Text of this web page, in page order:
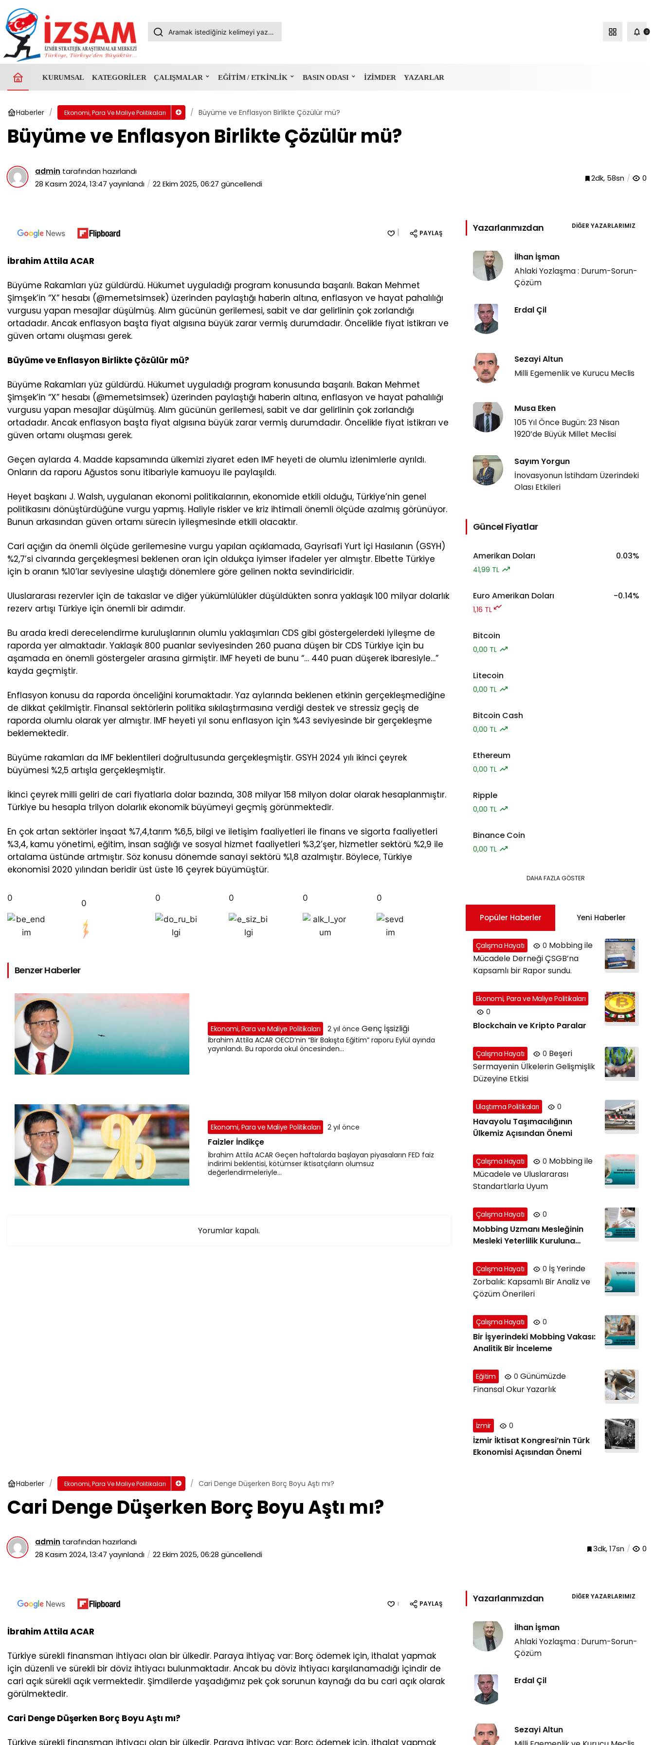
0
KURUMSAL KATEGORILER ÇALIŞMALAR EĞITIM / ETKINLIK BASIN ODASI İZIMDER YAZARLAR
Haberler Ekonomi, Para Ve Maliye Politikaları Büyüme ve Enflasyon Birlikte Çözülür mü?
Büyüme ve Enflasyon Birlikte Çözülür mü?
admin tarafından hazırlandı
28 Kasım 2024, 13:47 yayınlandı 22 Ekim 2025, 06:27 güncellendi
2dk, 58sn 0
PAYLAŞ
İbrahim Attila ACAR
Büyüme Rakamları yüz güldürdü. Hükumet uyguladığı program konusunda başarılı. Bakan Mehmet
Şimşek’in “X” hesabı (@memetsimsek) üzerinden paylaştığı haberin altına, enflasyon ve hayat pahalılığı
vurgusu yapan mesajlar düşülmüş. Alım gücünün gerilemesi, sabit ve dar gelirlinin çok zorlandığı
ortadadır. Ancak enflasyon başta fiyat algısına büyük zarar vermiş durumdadır. Öncelikle fiyat istikrarı ve
güven ortamı oluşması gerek.
Büyüme ve Enflasyon Birlikte Çözülür mü?
Büyüme Rakamları yüz güldürdü. Hükumet uyguladığı program konusunda başarılı. Bakan Mehmet
Şimşek’in “X” hesabı (@memetsimsek) üzerinden paylaştığı haberin altına, enflasyon ve hayat pahalılığı
vurgusu yapan mesajlar düşülmüş. Alım gücünün gerilemesi, sabit ve dar gelirlinin çok zorlandığı
ortadadır. Ancak enflasyon başta fiyat algısına büyük zarar vermiş durumdadır. Öncelikle fiyat istikrarı ve
güven ortamı oluşması gerek.
Geçen aylarda 4. Madde kapsamında ülkemizi ziyaret eden IMF heyeti de olumlu izlenimlerle ayrıldı.
Onların da raporu Ağustos sonu itibariyle kamuoyu ile paylaşıldı.
Heyet başkanı J. Walsh, uygulanan ekonomi politikalarının, ekonomide etkili olduğu, Türkiye’nin genel
politikasını dönüştürdüğüne vurgu yapmış. Haliyle riskler ve kriz ihtimali önemli ölçüde azalmış görünüyor.
Bunun arkasından güven ortamı sürecin iyileşmesinde etkili olacaktır.
Cari açığın da önemli ölçüde gerilemesine vurgu yapılan açıklamada, Gayrisafi Yurt İçi Hasılanın (GSYH)
%2,7’si civarında gerçekleşmesi beklenen oran için oldukça iyimser ifadeler yer almıştır. Elbette Türkiye
için b oranın %10’lar seviyesine ulaştığı dönemlere göre gelinen nokta sevindiricidir.
Uluslararası rezervler için de takaslar ve diğer yükümlülükler düşüldükten sonra yaklaşık 100 milyar dolarlık
rezerv artışı Türkiye için önemli bir adımdır.
Bu arada kredi derecelendirme kuruluşlarının olumlu yaklaşımları CDS gibi göstergelerdeki iyileşme de
raporda yer almaktadır. Yaklaşık 800 puanlar seviyesinden 260 puana düşen bir CDS Türkiye için bu
aşamada en önemli göstergeler arasına girmiştir. IMF heyeti de bunu “… 440 puan düşerek ibaresiyle…”
kayda geçmiştir.
Enflasyon konusu da raporda önceliğini korumaktadır. Yaz aylarında beklenen etkinin gerçekleşmediğine
de dikkat çekilmiştir. Finansal sektörlerin politika sıkılaştırmasına verdiği destek ve stressiz geçiş de
raporda olumlu olarak yer almıştır. IMF heyeti yıl sonu enflasyon için %43 seviyesinde bir gerçekleşme
beklemektedir.
Büyüme rakamları da IMF beklentileri doğrultusunda gerçekleşmiştir. GSYH 2024 yılı ikinci çeyrek
büyümesi %2,5 artışla gerçekleşmiştir.
İkinci çeyrek milli geliri de cari fiyatlarla dolar bazında, 308 milyar 158 milyon dolar olarak hesaplanmıştır.
Türkiye bu hesapla trilyon dolarlık ekonomik büyümeyi geçmiş görünmektedir.
En çok artan sektörler inşaat %7,4,tarım %6,5, bilgi ve iletişim faaliyetleri ile finans ve sigorta faaliyetleri
%3,4, kamu yönetimi, eğitim, insan sağlığı ve sosyal hizmet faaliyetleri %3,2’şer, hizmetler sektörü %2,9 ile
ortalama üstünde artmıştır. Söz konusu dönemde sanayi sektörü %1,8 azalmıştır. Böylece, Türkiye
ekonomisi 2020 yılından beridir üst üste 16 çeyrek büyümüştür.
0
0
0 0 0 0
Benzer Haberler
Ekonomi, Para ve Maliye Politikaları 2 yıl önce Genç İşsizliği
İbrahim Attila ACAR OECD’nin “Bir Bakışta Eğitim” raporu Eylül ayında
yayınlandı. Bu raporda okul öncesinden...
Ekonomi, Para ve Maliye Politikaları 2 yıl önce
Faizler İndikçe
İbrahim Attila ACAR Geçen haftalarda başlayan piyasaların FED faiz
indirimi beklentisi, kötümser iktisatçıların olumsuz
değerlendirmeleriyle...
Yorumlar kapalı.
Yazarlarımızdan DIĞER YAZARLARIMIZ
İlhan İşman
Ahlaki Yozlaşma : Durum-Sorun-
Çözüm
Erdal Çil
Sezayi Altun
Milli Egemenlik ve Kurucu Meclis
Musa Eken
105 Yıl Önce Bugün: 23 Nisan
1920’de Büyük Millet Meclisi
Sayım Yorgun
İnovasyonun İstihdam Üzerindeki
Olası Etkileri
Güncel Fiyatlar
Amerikan Doları 0.03%
41,99 TL
Euro Amerikan Doları -0.14%
1,16 TL
Bitcoin
0,00 TL
Litecoin
0,00 TL
Bitcoin Cash
0,00 TL
Ethereum
0,00 TL
Ripple
0,00 TL
Binance Coin
0,00 TL
DAHA FAZLA GÖSTER
Popüler Haberler Yeni Haberler
Çalışma Hayatı 0 Mobbing ile
Mücadele Derneği ÇSGB’na
Kapsamlı bir Rapor sundu.
Ekonomi, Para ve Maliye Politikaları
0
Blockchain ve Kripto Paralar
Çalışma Hayatı 0 Beşeri
Sermayenin Ülkelerin Gelişmişlik
Düzeyine Etkisi
Ulaştırma Politikaları 0
Havayolu Taşımacılığının
Ülkemiz Açısından Önemi
Çalışma Hayatı 0 Mobbing ile
Mücadele ve Uluslararası
Standartlarla Uyum
Çalışma Hayatı 0
Mobbing Uzmanı Mesleğinin
Mesleki Yeterlilik Kuruluna
Çalışma Hayatı 0 İş Yerinde
Zorbalık: Kapsamlı Bir Analiz ve
Çözüm Önerileri
Çalışma Hayatı 0
Bir İşyerindeki Mobbing Vakası:
Analitik Bir İnceleme
Eğitim 0 Günümüzde
Finansal Okur Yazarlık
İzmir 0
İzmir İktisat Kongresi’nin Türk
Ekonomisi Açısından Önemi
Haberler Ekonomi, Para Ve Maliye Politikaları Cari Denge Düşerken Borç Boyu Aştı mı?
Cari Denge Düşerken Borç Boyu Aştı mı?
admin tarafından hazırlandı
28 Kasım 2024, 13:47 yayınlandı 22 Ekim 2025, 06:28 güncellendi
3dk, 17sn 0
PAYLAŞ
İbrahim Attila ACAR
Türkiye sürekli finansman ihtiyacı olan bir ülkedir. Paraya ihtiyaç var: Borç ödemek için, ithalat yapmak
için düzenli ve sürekli bir döviz ihtiyacı bulunmaktadır. Ancak bu döviz ihtiyacı karşılanamadığı içindir de
cari açık sürekli açık vermektedir. Şimdilerde yaşadığımız pek çok sorunun kaynağı da bu cari açık olarak
görülmektedir.
Cari Denge Düşerken Borç Boyu Aştı mı?
Türkiye sürekli finansman ihtiyacı olan bir ülkedir. Paraya ihtiyaç var: Borç ödemek için, ithalat yapmak
Yazarlarımızdan DIĞER YAZARLARIMIZ
İlhan İşman
Ahlaki Yozlaşma : Durum-Sorun-
Çözüm
Erdal Çil
Sezayi Altun